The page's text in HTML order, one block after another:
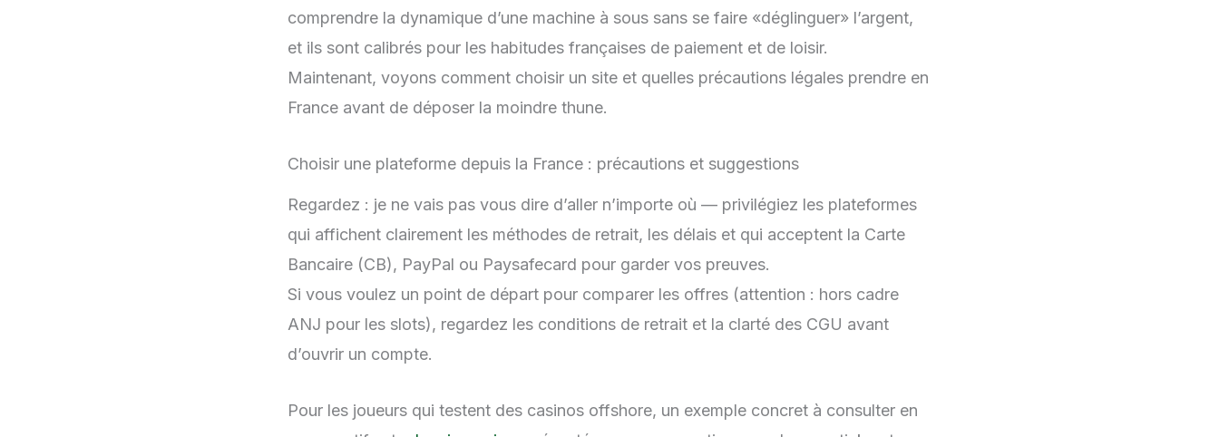
comprendre la dynamique d’une machine à sous sans se faire «déglinguer» l’argent,
et ils sont calibrés pour les habitudes françaises de paiement et de loisir.
Maintenant, voyons comment choisir un site et quelles précautions légales prendre en
France avant de déposer la moindre thune.
Choisir une plateforme depuis la France : précautions et suggestions
Regardez : je ne vais pas vous dire d’aller n’importe où — privilégiez les plateformes
qui affichent clairement les méthodes de retrait, les délais et qui acceptent la Carte
Bancaire (CB), PayPal ou Paysafecard pour garder vos preuves.
Si vous voulez un point de départ pour comparer les offres (attention : hors cadre
ANJ pour les slots), regardez les conditions de retrait et la clarté des CGU avant
d’ouvrir un compte.
Pour les joueurs qui testent des casinos offshore, un exemple concret à consulter en